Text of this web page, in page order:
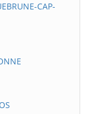
CAP-